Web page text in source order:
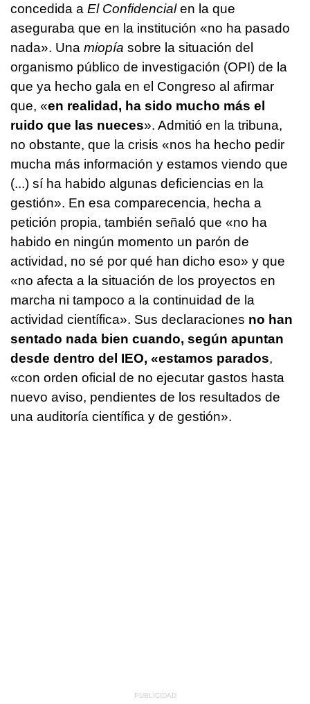
concedida a El Confidencialen la que
aseguraba que en la institución «no ha pasado
nada». Una miopía sobre la situación del
organismo público de investigación (OPI) de la
que ya hecho gala en el Congreso al afirmar
que, «en realidad, ha sido mucho más el
ruido que las nueces». Admitió en la tribuna,
no obstante, que la crisis «nos ha hecho pedir
mucha más información y estamos viendo que
(...) sí ha habido algunas deficiencias en la
gestión». En esa comparecencia, hecha a
petición propia, también señaló que «no ha
habido en ningún momento un parón de
actividad, no sé por qué han dicho eso» y que
«no afecta a la situación de los proyectos en
marcha ni tampoco a la continuidad de la
actividad científica». Sus declaraciones no han
sentado nada bien cuando, según apuntan
desde dentro del IEO, «estamos parados,
«con orden oficial de no ejecutar gastos hasta
nuevo aviso, pendientes de los resultados de
una auditoría científica y de gestión».